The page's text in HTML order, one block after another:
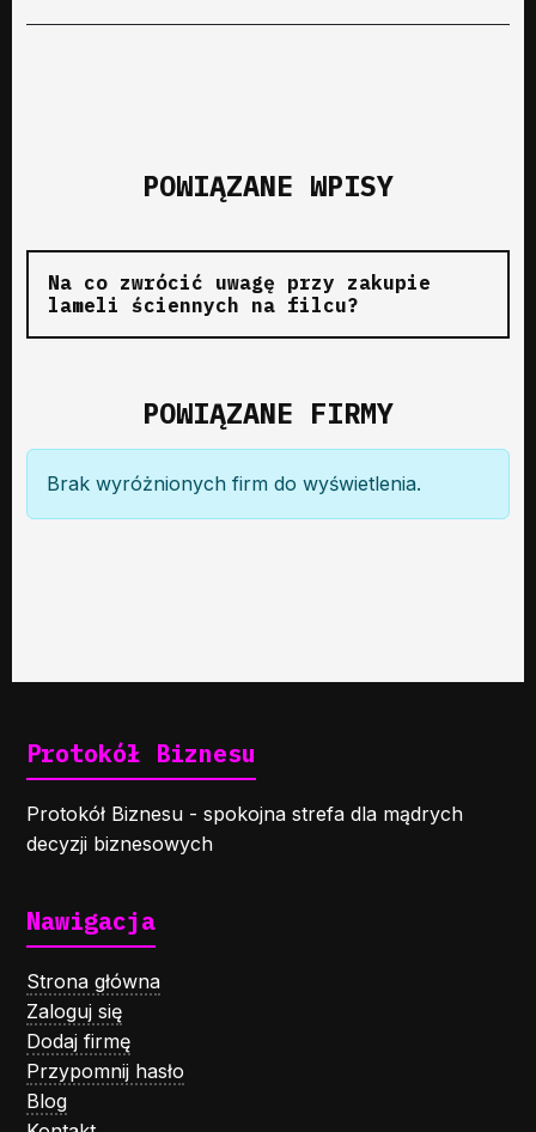
POWIĄZANE WPISY
Na co zwrócić uwagę przy zakupie
lameli ściennych na filcu?
POWIĄZANE FIRMY
Brak wyróżnionych firm do wyświetlenia.
Protokół Biznesu
Protokół Biznesu - spokojna strefa dla mądrych
decyzji biznesowych
Nawigacja
Strona główna
Zaloguj się
Dodaj firmę
Przypomnij hasło
Blog